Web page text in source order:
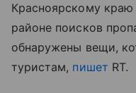
Красноярскому
районе поисков
обнаружены вещи,
туристам, пишет RT.